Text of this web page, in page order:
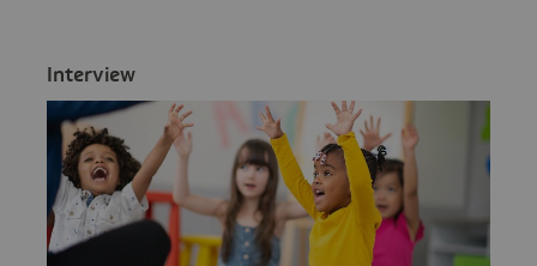
Inter­view